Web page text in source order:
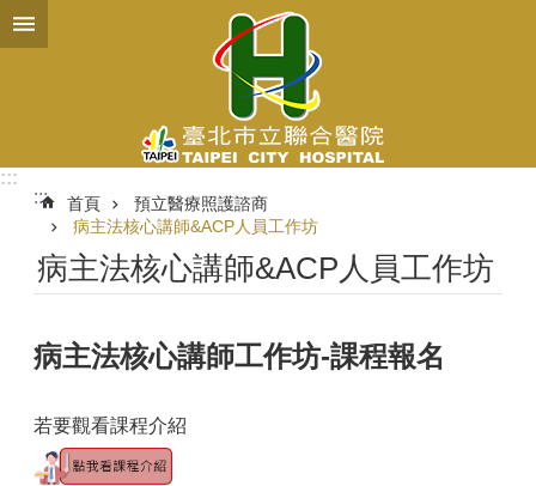
跳到主要內容區塊
:::
:::
首頁
預立醫療照護諮商
病主法核心講師&ACP人員工作坊
病主法核心講師&ACP人員工作坊
病主法核心講師工作坊-課程報名
若要觀看課程介紹